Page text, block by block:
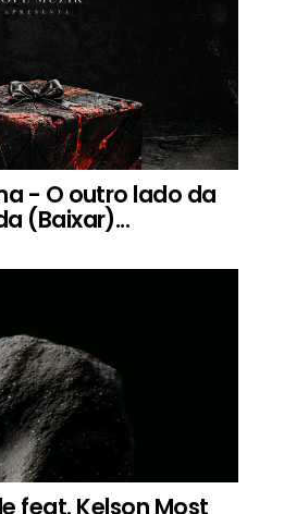
- O outro lado da
(Baixar)...
feat. Kelson Most